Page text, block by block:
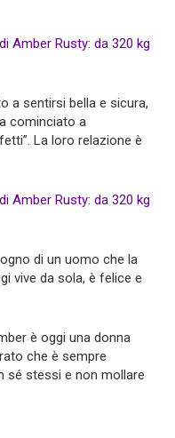
a sentirsi bella e sicura,
cominciato a
La loro relazione è
di un uomo che la
vive da sola, è felice e
è oggi una donna
che è sempre
sé stessi e non mollare